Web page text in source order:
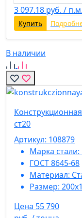
3 097.18 руб. / п.м.
Купить
В наличии
ст20
Артикул: 108879
Марка стали:
ГОСТ 8645-68
Материал:
Размер:
Цена 55 790